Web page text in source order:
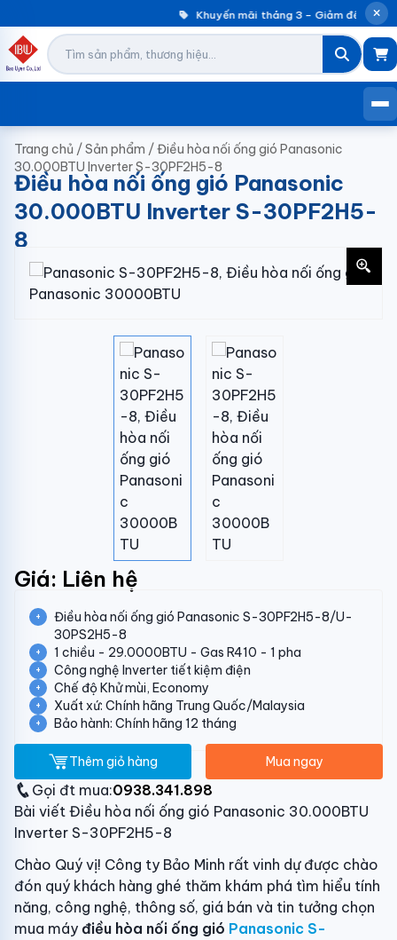
Khuyến mãi tháng 3 – Giảm đến
Trang chủ /Sản phẩm /Điều hòa nối ống gió Panasonic
30.000BTU Inverter S-30PF2H5-8
Điều hòa nối ống gió Panasonic
30.000BTU Inverter S-30PF2H5-
8
Giá: Liên hệ
Điều hòa nối ống gió Panasonic S-30PF2H5-8/U-
30PS2H5-8
1 chiều - 29.0000BTU - Gas R410 - 1 pha
Công nghệ Inverter tiết kiệm điện
Chế độ Khử mùi, Economy
Xuất xứ: Chính hãng Trung Quốc/Malaysia
Bảo hành: Chính hãng 12 tháng
Thêm giỏ hàng Mua ngay
Gọi đt mua:0938.341.898
Bài viết Điều hòa nối ống gió Panasonic 30.000BTU
Inverter S-30PF2H5-8
Chào Quý vị! Công ty Bảo Minh rất vinh dự được chào
đón quý khách hàng ghé thăm khám phá tìm hiểu tính
năng, công nghệ, thông số, giá bán và tin tưởng chọn
mua máy điều hòa nối ống gió Panasonic S-